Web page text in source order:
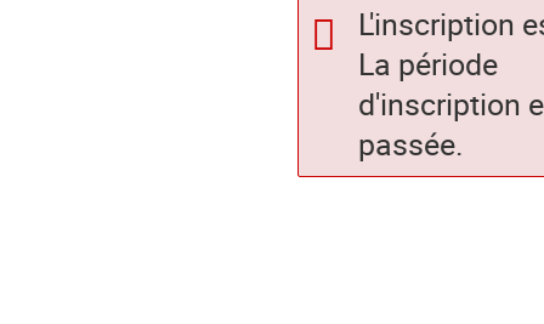
L'inscription
La période
d'inscription
passée.